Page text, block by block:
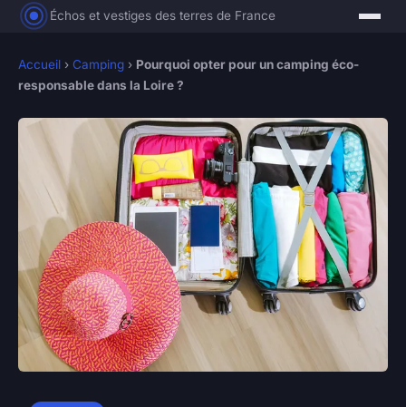
Échos et vestiges des terres de France
Accueil › Camping › Pourquoi opter pour un camping éco-
responsable dans la Loire ?